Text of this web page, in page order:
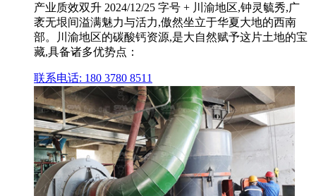
产业质效双升 2024/12/25 字号 + 川渝地区,钟灵毓秀,广
袤无垠间溢满魅力与活力,傲然坐立于华夏大地的西南
部。川渝地区的碳酸钙资源,是大自然赋予这片土地的宝
藏,具备诸多优势点：
联系电话: 180 3780 8511